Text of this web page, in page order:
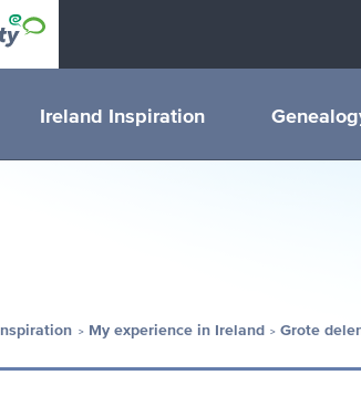
Ireland Inspiration
My experience in Ireland Grote